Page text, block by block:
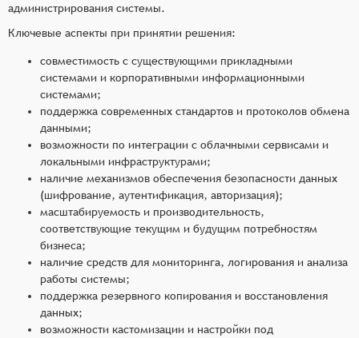
администрирования системы.
Ключевые аспекты при принятии решения:
совместимость с существующими прикладными
системами и корпоративными информационными
системами;
поддержка современных стандартов и протоколов обмена
данными;
возможности по интеграции с облачными сервисами и
локальными инфраструктурами;
наличие механизмов обеспечения безопасности данных
(шифрование, аутентификация, авторизация);
масштабируемость и производительность,
соответствующие текущим и будущим потребностям
бизнеса;
наличие средств для мониторинга, логирования и анализа
работы системы;
поддержка резервного копирования и восстановления
данных;
возможности кастомизации и настройки под